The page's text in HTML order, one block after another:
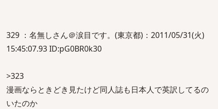
329 ：名無しさん＠涙目です。(東京都)：2011/05/31(火)
15:45:07.93 ID:pG0BR0k30
>323
漫画ならときどき見たけど同人誌も日本人で英訳してるの
いたのか